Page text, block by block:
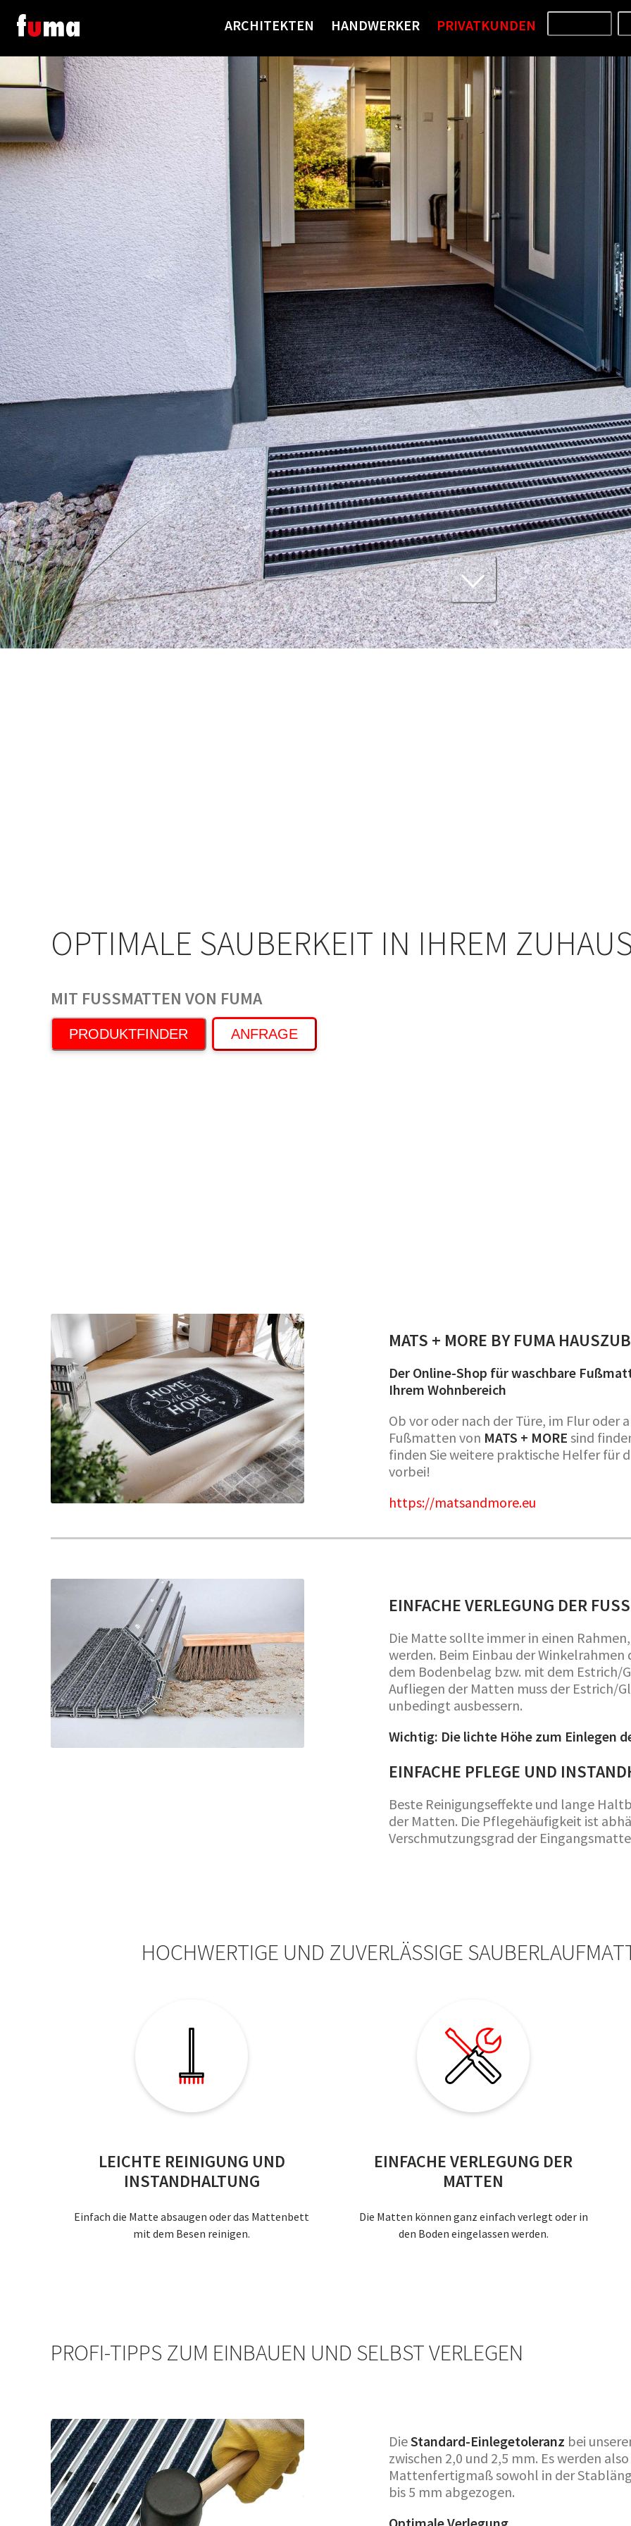
ARCHITEKTEN HANDWERKER PRIVATKUNDEN
OPTIMALE SAUBERKEIT IN IHREM
MIT FUSSMATTEN VON FUMA
PRODUKTFINDER ANFRAGE
MATS + MORE BY FUMA
Der Online-Shop für waschbare
Ihrem Wohnbereich
Ob vor oder nach der Türe, im Flur
Fußmatten von MATS + MORE sind
finden Sie weitere praktische Helfer für
vorbei!
https://matsandmore.eu
EINFACHE VERLEGUNG DER
Die Matte sollte immer in einen
werden. Beim Einbau der
dem Bodenbelag bzw. mit dem
Aufliegen der Matten muss der Estrich/
unbedingt ausbessern.
Wichtig: Die lichte Höhe zum Einlegen
EINFACHE PFLEGE UND
Beste Reinigungseffekte und lange
der Matten. Die Pflegehäufigkeit ist
Verschmutzungsgrad der
HOCHWERTIGE UND ZUVERLÄSSIGE
LEICHTE REINIGUNG UND
INSTANDHALTUNG
Einfach die Matte absaugen oder das Mattenbett
mit dem Besen reinigen.
EINFACHE VERLEGUNG DER
MATTEN
Die Matten können ganz einfach verlegt oder in
den Boden eingelassen werden.
PROFI-TIPPS ZUM EINBAUEN UND SELBST VERLEGEN
DieStandard-Einlegetoleranz bei
zwischen 2,0 und 2,5 mm. Es werden
Mattenfertigmaß sowohl in der
bis 5 mm abgezogen.